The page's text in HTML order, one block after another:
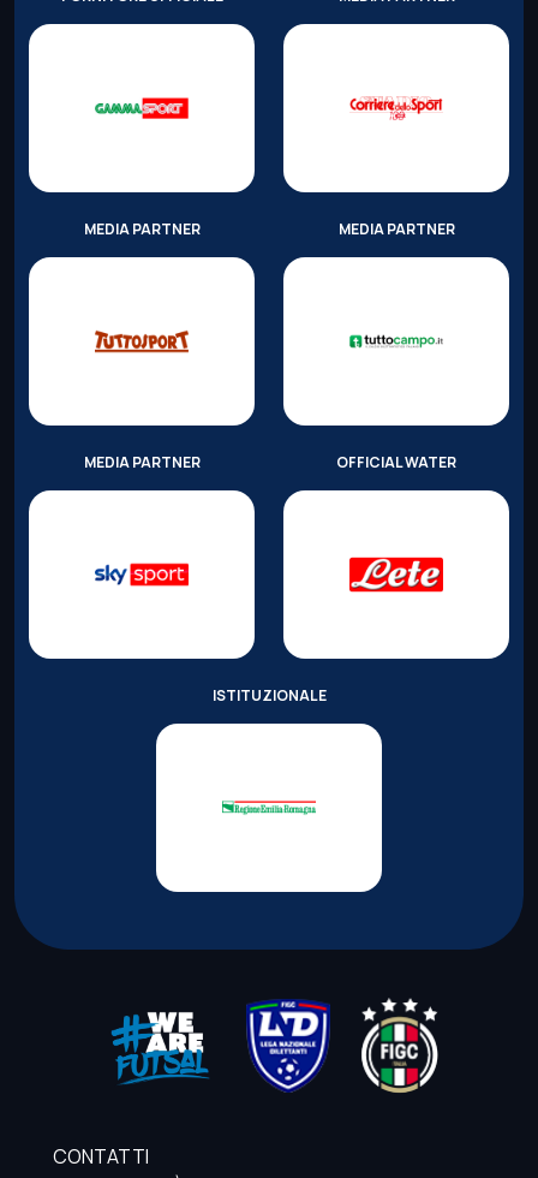
MEDIA PARTNER MEDIA PARTNER
MEDIA PARTNER OFFICIAL WATER
ISTITUZIONALE
CONTATTI